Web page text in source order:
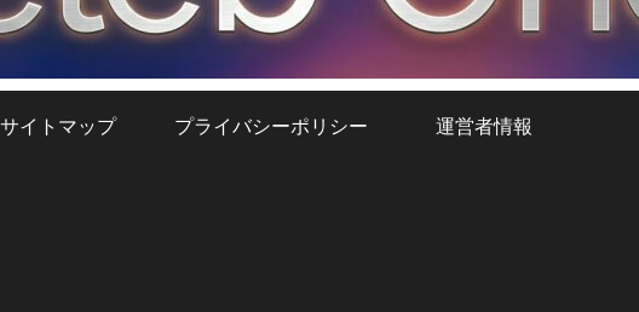
サイトマップ プライバシーポリシー 運営者情報